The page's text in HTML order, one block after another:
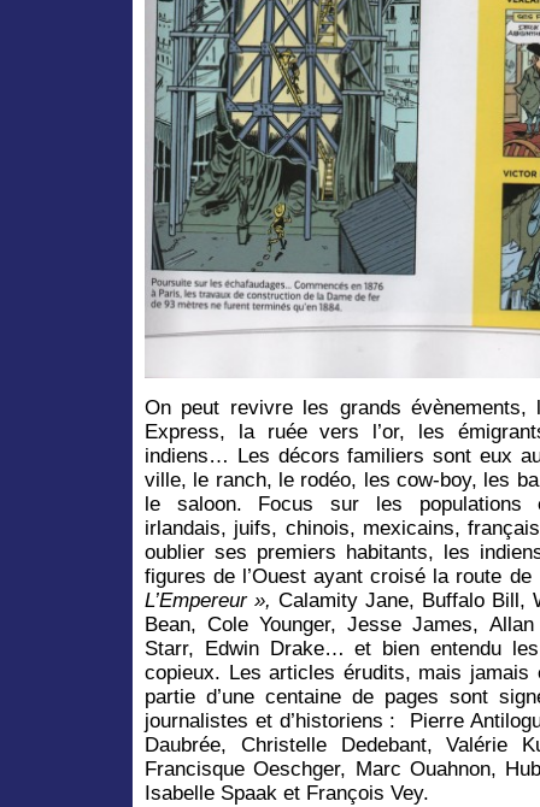
On peut revivre les grands
Express, la ruée vers l’or, les
indiens… Les décors familiers sont eux
ville, le ranch, le rodéo, les cow-boy, les
le saloon. Focus sur les populations
irlandais, juifs, chinois, mexicains,
oublier ses premiers habitants, les
figures de l’Ouest ayant croisé la route
L’Empereur », Calamity Jane, Buffalo Bill,
Bean, Cole Younger, Jesse James,
Starr, Edwin Drake… et bien entendu
copieux. Les articles érudits, mais
partie d’une centaine de pages sont
journalistes et d’historiens : Pierre
Daubrée, Christelle Dedebant, Valérie
Francisque Oeschger, Marc Ouahnon,
Isabelle Spaak et François Vey.